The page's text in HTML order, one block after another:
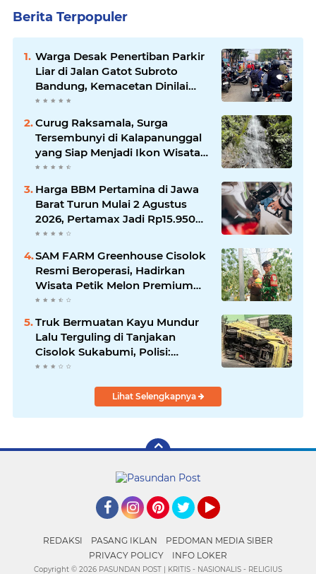
Berita Terpopuler
Warga Desak Penertiban Parkir
Liar di Jalan Gatot Subroto
Bandung, Kemacetan Dinilai
Makin Mengkhawatirkan
Curug Raksamala, Surga
Tersembunyi di Kalapanunggal
yang Siap Menjadi Ikon Wisata
Alam Baru Kabupaten
Harga BBM Pertamina di Jawa
Barat Turun Mulai 2 Agustus
2026, Pertamax Jadi Rp15.950
per Liter, Cek Daftar Harga
SAM FARM Greenhouse Cisolok
Resmi Beroperasi, Hadirkan
Wisata Petik Melon Premium
dan Edukasi Pertanian Modern
di Sukabumi
Truk Bermuatan Kayu Mundur
Lalu Terguling di Tanjakan
Cisolok Sukabumi, Polisi:
Diduga Tak Kuat Menanjak
Lihat Selengkapnya
REDAKSI PASANG IKLAN
PEDOMAN MEDIA SIBER
PRIVACY POLICY
INFO LOKER
Copyright © 2026 PASUNDAN POST | KRITIS - NASIONALIS - RELIGIUS